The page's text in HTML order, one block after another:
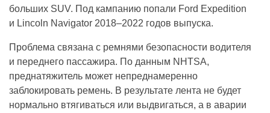
больших SUV. Под кампанию попали Ford Expedition
и Lincoln Navigator 2018–2022 годов выпуска.
Проблема связана с ремнями безопасности водителя
и переднего пассажира. По данным NHTSA,
преднатяжитель может непреднамеренно
заблокировать ремень. В результате лента не будет
нормально втягиваться или выдвигаться, а в аварии